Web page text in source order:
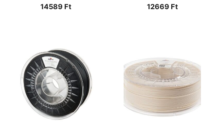
14589 Ft 12669 Ft